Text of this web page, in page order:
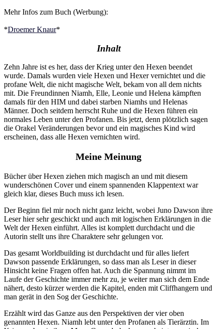
Mehr Infos zum Buch (Werbung):
*Droemer Knaur*
Inhalt
Zehn Jahre ist es her, dass der Krieg unter den Hexen beendet
wurde. Damals wurden viele Hexen und Hexer vernichtet und die
profane Welt, die nicht magische Welt, bekam von all dem nichts
mit. Die Freundinnen Niamh, Elle, Leonie und Helena kämpften
damals für den HIM und dabei starben Niamhs und Helenas
Männer. Doch seitdem herrscht Ruhe und die Hexen führen ein
normales Leben unter den Profanen. Bis jetzt, denn plötzlich sagen
die Orakel Veränderungen bevor und ein magisches Kind wird
erscheinen, dass alle Hexen vernichten wird.
Meine Meinung
Bücher über Hexen ziehen mich magisch an und mit diesem
wunderschönen Cover und einem spannenden Klappentext war
gleich klar, dieses Buch muss ich lesen.
Der Beginn fiel mir noch nicht ganz leicht, wobei Juno Dawson ihre
Leser hier sehr geschickt und auch mit logischen Erklärungen in die
Welt der Hexen einführt. Alles ist komplett durchdacht und die
Autorin stellt uns ihre Charaktere sehr gelungen vor.
Das gesamt Worldbuilding ist durchdacht und für alles liefert
Dawson passende Erklärungen, so dass man als Leser in dieser
Hinsicht keine Fragen offen hat. Auch die Spannung nimmt im
Laufe der Geschichte immer mehr zu, je weiter man sich dem Ende
nähert, desto kürzer werden die Kapitel, enden mit Cliffhangern und
man gerät in den Sog der Geschichte.
Erzählt wird das Ganze aus den Perspektiven der vier oben
genannten Hexen. Niamh lebt unter den Profanen als Tierärztin. Im